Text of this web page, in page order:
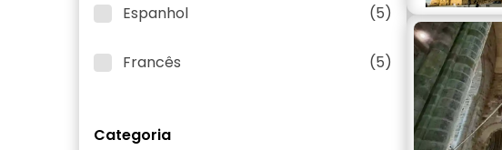
Espanhol (5)
Francês (5)
Categoria